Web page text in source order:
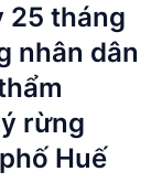
25 tháng
nhân dân
rừng
Huế